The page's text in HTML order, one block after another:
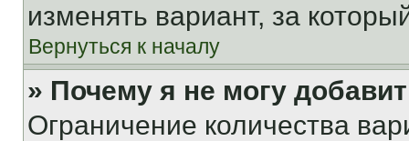
изменять вариант, за
Вернуться к началу
» Почему я не могу
Ограничение количества